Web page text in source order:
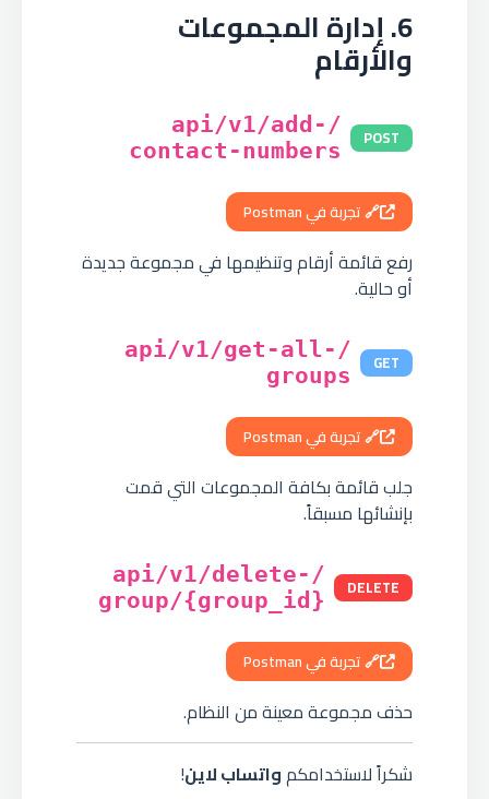
6. إدارة المجموعات
والأرقام
POST
/api/v1/add-
contact-numbers
🔗 تجربة في Postman
رفع قائمة أرقام وتنظيمها في مجموعة جديدة
أو حالية.
GET
/api/v1/get-all-
groups
🔗 تجربة في Postman
جلب قائمة بكافة المجموعات التي قمت
بإنشائها مسبقاً.
DELETE
/api/v1/delete-
group/{group_id}
🔗 تجربة في Postman
حذف مجموعة معينة من النظام.
شكراً لاستخدامكمواتساب لاين!